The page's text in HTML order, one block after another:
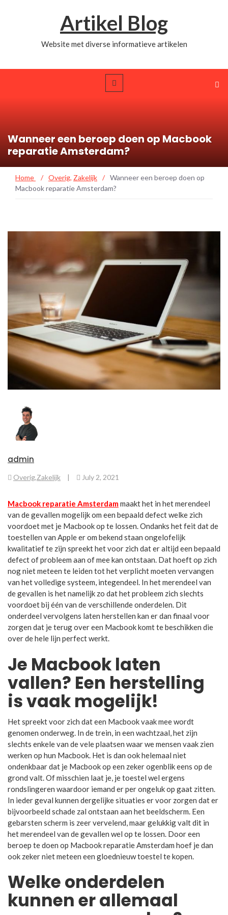
Artikel Blog
Website met diverse informatieve artikelen
Wanneer een beroep doen op Macbook
reparatie Amsterdam?
Home / Overig, Zakelijk / Wanneer een beroep doen op
Macbook reparatie Amsterdam?
admin
Overig,Zakelijk | July 2, 2021
Macbook reparatie Amsterdammaakt het in het merendeel
van de gevallen mogelijk om een bepaald defect welke zich
voordoet met je Macbook op te lossen. Ondanks het feit dat de
toestellen van Apple er om bekend staan ongelofelijk
kwalitatief te zijn spreekt het voor zich dat er altijd een bepaald
defect of probleem aan of mee kan ontstaan. Dat hoeft op zich
nog niet meteen te leiden tot het verplicht moeten vervangen
van het volledige systeem, integendeel. In het merendeel van
de gevallen is het namelijk zo dat het probleem zich slechts
voordoet bij één van de verschillende onderdelen. Dit
onderdeel vervolgens laten herstellen kan er dan finaal voor
zorgen dat je terug over een Macbook komt te beschikken die
over de hele lijn perfect werkt.
Je Macbook laten
vallen? Een herstelling
is vaak mogelijk!
Het spreekt voor zich dat een Macbook vaak mee wordt
genomen onderweg. In de trein, in een wachtzaal, het zijn
slechts enkele van de vele plaatsen waar we mensen vaak zien
werken op hun Macbook. Het is dan ook helemaal niet
ondenkbaar dat je Macbook op een zeker ogenblik eens op de
grond valt. Of misschien laat je, je toestel wel ergens
rondslingeren waardoor iemand er per ongeluk op gaat zitten.
In ieder geval kunnen dergelijke situaties er voor zorgen dat er
bijvoorbeeld schade zal ontstaan aan het beeldscherm. Een
gebarsten scherm is zeer vervelend, maar gelukkig valt dit in
het merendeel van de gevallen wel op te lossen. Door een
beroep te doen op Macbook reparatie Amsterdam hoef je dan
ook zeker niet meteen een gloednieuw toestel te kopen.
Welke onderdelen
kunnen er allemaal